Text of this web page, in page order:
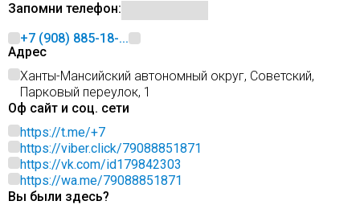
Запомни телефон:
+7 (908) 885-18-...
Адрес
Ханты-Мансийский автономный округ, Советский,
Парковый переулок, 1
Оф сайт и соц. сети
https://t.me/+7
https://viber.click/79088851871
https://vk.com/id179842303
https://wa.me/79088851871
Вы были здесь?